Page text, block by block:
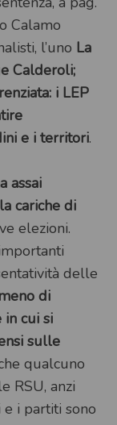
Calamo
l’uno La
Calderoli;
i LEP
e i territori.
assai
cariche di
elezioni.
delle
di
cui si
sulle
qualcuno
RSU, anzi
e i partiti sono